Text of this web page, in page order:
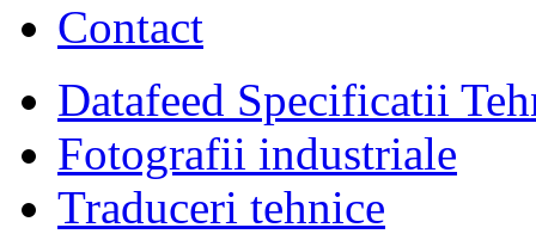
Contact
Datafeed Specificatii
Fotografii industriale
Traduceri tehnice